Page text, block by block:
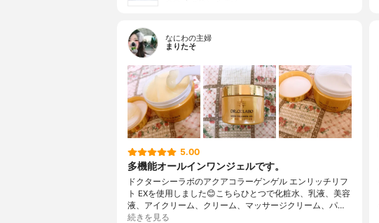
なにわの主婦
まりたそ
5.00
多機能オールインワンジェルです。
ドクターシーラボのアクアコラーゲンゲル エンリッチリフ
ト EXを使用しました😊こちらひとつで化粧水、乳液、美容
液、アイクリーム、クリーム、マッサージクリーム、パ…
続きを見る